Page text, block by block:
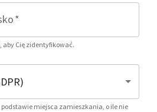
*
Cię zidentyfikować.
miejsca zamieszkania, o ile nie